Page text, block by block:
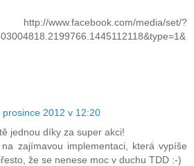
www.facebook.com/media/set/?
prosince 2012 v 12:20
jednou díky za super akci!
zajímavou implementaci, která vypíše
že se nenese moc v duchu TDD :-)